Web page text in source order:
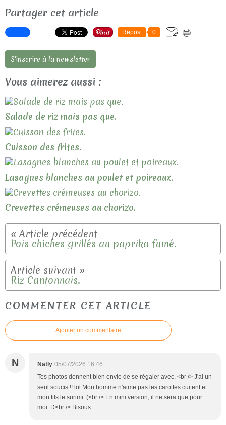
Partager cet article
Repost 0
S'inscrire à la newsletter
Vous aimerez aussi :
Salade de riz mais pas que.
Cuisson des frites.
Lasagnes blanches au poulet et poireaux.
Crevettes crémeuses au chorizo.
Pois chiches grillés au paprika fumé.
Riz Cantonnais.
COMMENTER CET ARTICLE
Ajouter un commentaire
N Natly 05/07/2026 16:46
Tes photos donnent bien envie de se régaler avec. <br /> J'ai un
seul soucis !! lol Mon homme n'aime pas les carottes cuitent et
mon fils le surimi :(<br /> En mini version, il ne sera que pour
moi :D<br /> Bisous